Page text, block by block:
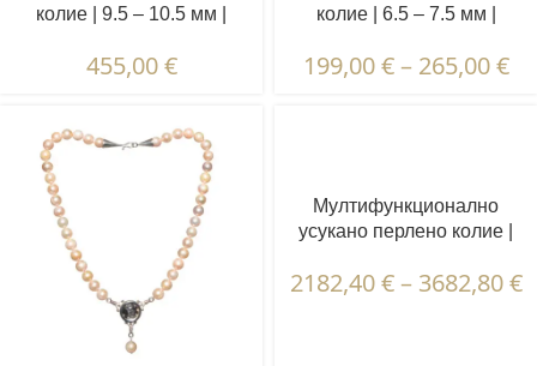
колие | 9.5 – 10.5 мм |
455,00€
колие | 6.5 – 7.5 мм |
199,00€ – 265,00€
Мултифункционално
усукано перлено колие |
висулка "Chicken Feet"
2182,40€ – 3682,80€